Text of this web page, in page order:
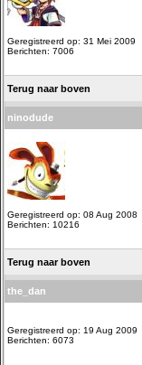
Geregistreerd op: 31 Mei 2009
Berichten: 7006
Terug naar boven
ninodude
Geregistreerd op: 08 Aug 2008
Berichten: 10216
Terug naar boven
the_dan
Geregistreerd op: 19 Aug 2009
Berichten: 6073